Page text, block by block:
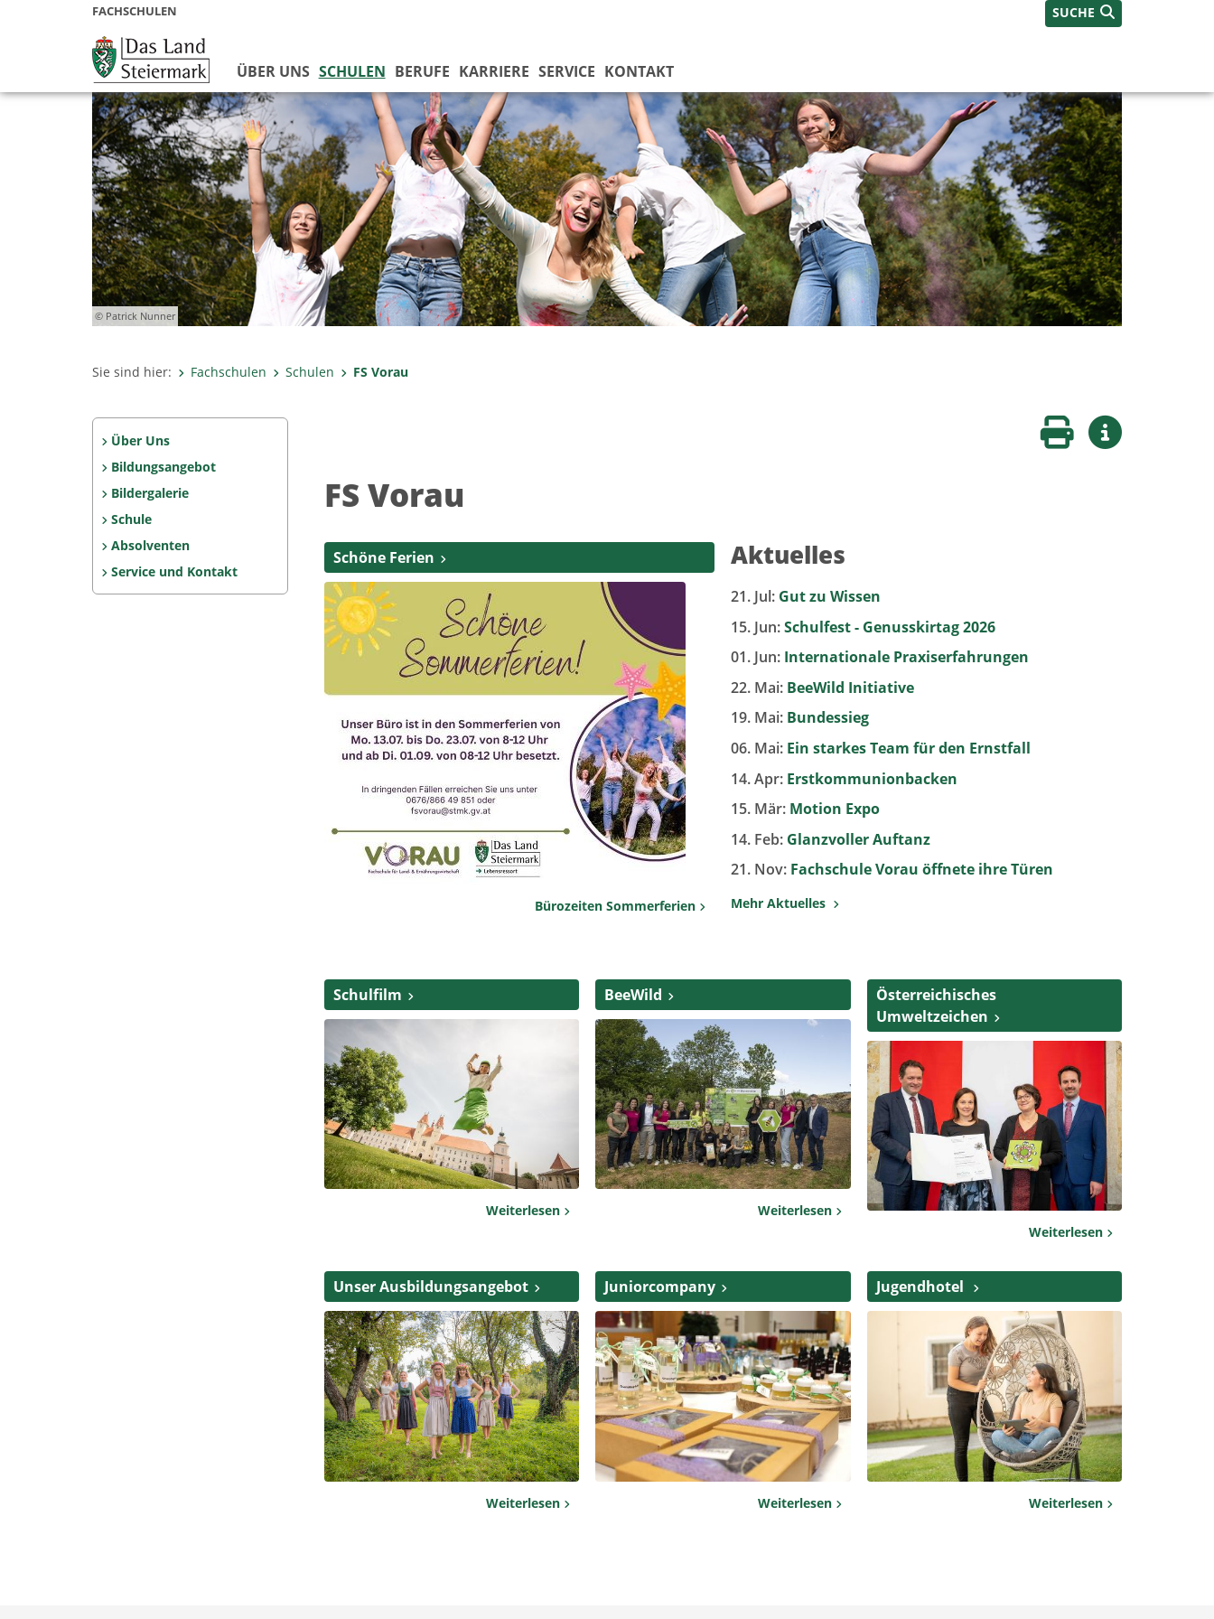
FACHSCHULEN SUCHE
ÜBER UNS SCHULEN BERUFE KARRIERE SERVICE KONTAKT
© Patrick Nunner
Sie sind hier: Fachschulen Schulen FS Vorau
Über Uns
Bildungsangebot
Bildergalerie
Schule
Absolventen
Service und Kontakt
Seite druckenWeitere Infos
FS Vorau
Schöne Ferien
Bürozeiten Sommerferien
Aktuelles
21. Jul: Gut zu Wissen
15. Jun:Schulfest - Genusskirtag 2026
01. Jun: Internationale Praxiserfahrungen
22. Mai: BeeWild Initiative
19. Mai: Bundessieg
06. Mai: Ein starkes Team für den Ernstfall
14. Apr: Erstkommunionbacken
15. Mär: Motion Expo
14. Feb: Glanzvoller Auftanz
21. Nov: Fachschule Vorau öffnete ihre Türen
Mehr Aktuelles
Schulfilm
Weiterlesen
BeeWild
Weiterlesen
Österreichisches
Umweltzeichen
Weiterlesen
Unser Ausbildungsangebot
Weiterlesen
Juniorcompany
Weiterlesen
Jugendhotel
Weiterlesen